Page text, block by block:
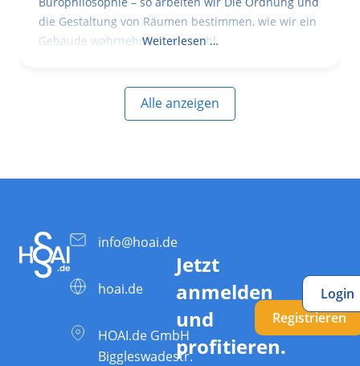
die Gestaltung von Räumen bestimmen, wie wir ein
Gebäude wahrnehmen, wie wohl
Weiterlesen …
Alle anzeigen
info@hoai.de
hoai.de
HOAI.de GmbH
Biggleswadestr.
Jetzt
anmelden
und
profitieren.
Registrieren
Login